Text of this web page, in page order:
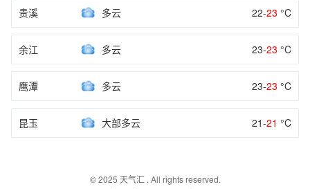
贵溪 多云 22-23 °C
余江 多云 23-23 °C
鹰潭 多云 23-23 °C
昆玉 大部多云 21-21 °C
© 2025 天气汇. All rights reserved.